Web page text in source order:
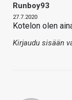
Runboy93
27.7.2020
Kotelon olen
Kirjaudu sisään